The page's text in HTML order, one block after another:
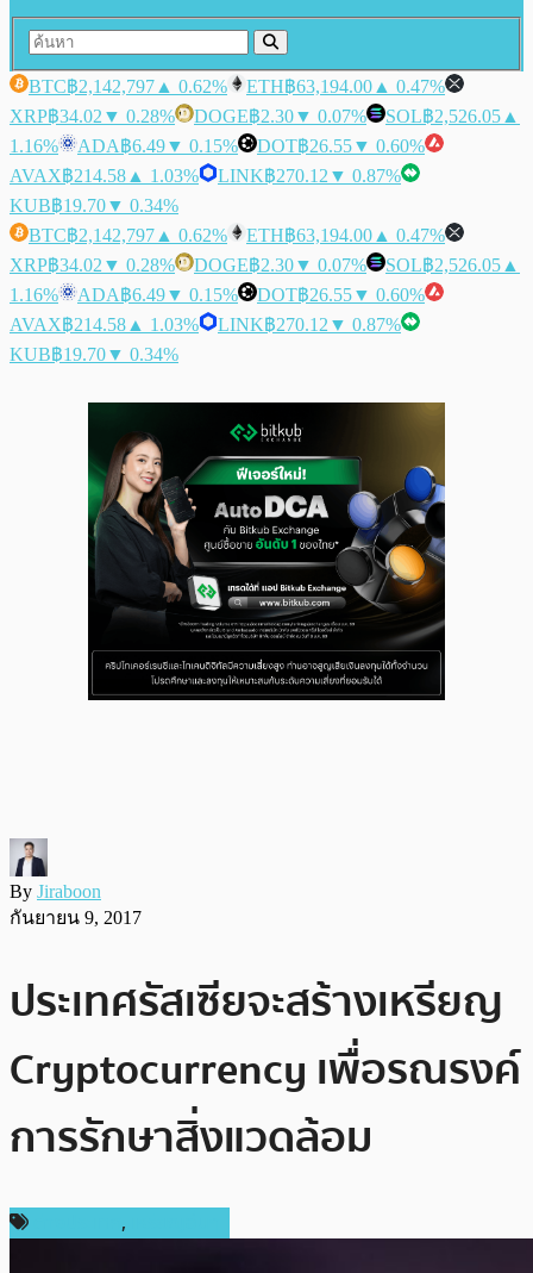
BTC฿2,142,797 ▲ 0.62% ETH฿63,194.00 ▲ 0.47%
XRP฿34.02 ▼ 0.28% DOGE฿2.30▼ 0.07% SOL฿2,526.05 ▲
1.16%
ADA฿6.49▼ 0.15% DOT฿26.55▼ 0.60%
AVAX฿214.58 ▲ 1.03% LINK฿270.12 ▼ 0.87%
KUB฿19.70▼ 0.34%
BTC฿2,142,797 ▲ 0.62% ETH฿63,194.00 ▲ 0.47%
XRP฿34.02 ▼ 0.28% DOGE฿2.30▼ 0.07% SOL฿2,526.05 ▲
1.16%
ADA฿6.49▼ 0.15% DOT฿26.55▼ 0.60%
AVAX฿214.58 ▲ 1.03% LINK฿270.12 ▼ 0.87%
KUB฿19.70▼ 0.34%
By Jiraboon
กันยายน 9, 2017
ประเทศรัสเซียจะสร้างเหรียญ
Cryptocurrency เพื่อรณรงค์
การรักษาสิ่งแวดล้อม
,